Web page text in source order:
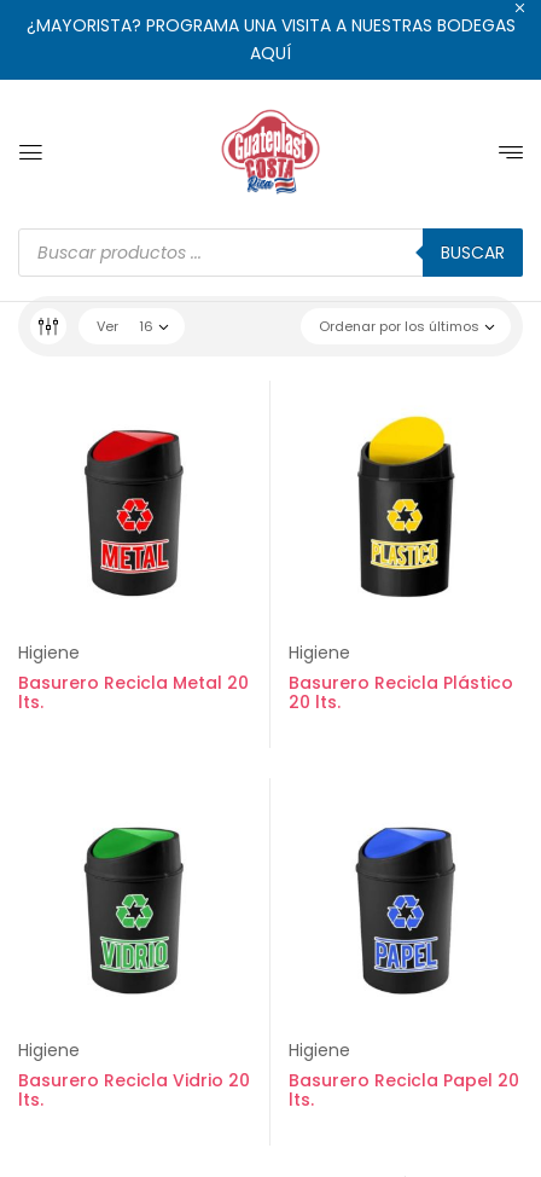
¿MAYORISTA? PROGRAMA UNA VISITA A NUESTRAS BODEGAS
AQUÍ
BUSCAR
Ordenar por los últimos
Ver 16
Higiene
Basurero Recicla Metal 20
lts.
Higiene
Basurero Recicla Plástico
20 lts.
Higiene
Basurero Recicla Vidrio 20
lts.
Higiene
Basurero Recicla Papel 20
lts.